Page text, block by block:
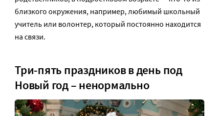
близкого окружения, например, любимый школьный
учитель или волонтер, который постоянно находится
на связи.
Три-пять праздников в день под
Новый год – ненормально